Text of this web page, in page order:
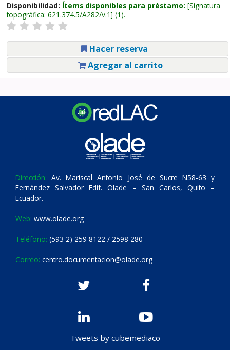
Disponibilidad: Ítems disponibles para préstamo: Signatura
topográfica: 621.374.5/A282/v.1 (1).
Hacer reserva
Agregar al carrito
Dirección: Av. Mariscal Antonio José de Sucre N58-63 y
Fernández Salvador Edif. Olade – San Carlos, Quito –
Ecuador.
Web: www.olade.org
Teléfono: (593 2) 259 8122 / 2598 280
Correo: centro.documentacion@olade.org
Tweets by cubemediaco